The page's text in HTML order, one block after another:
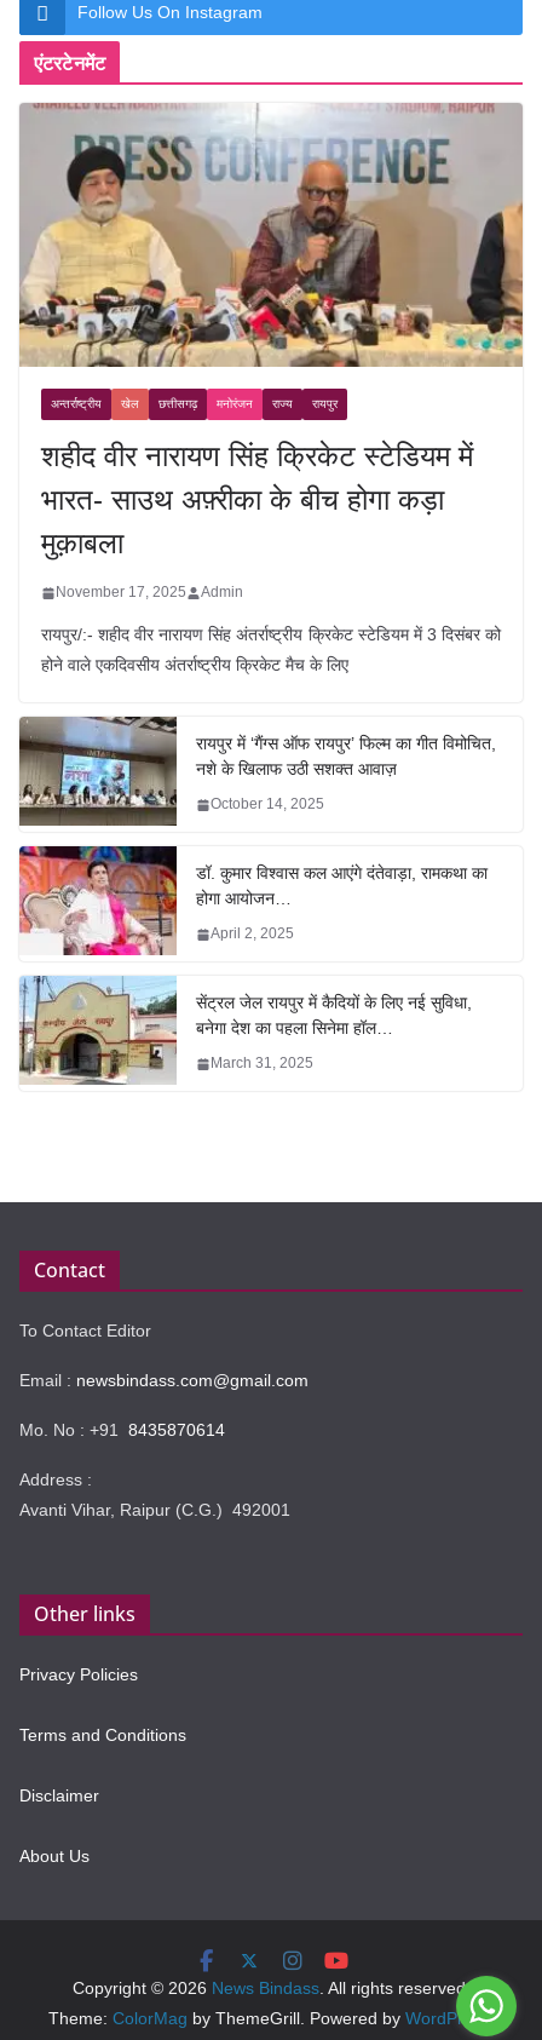
Follow Us On Instagram
एंटरटेनमेंट
अन्तर्राष्ट्रीय खेल छत्तीसगढ़ मनोरंजन राज्य रायपुर
शहीद वीर नारायण सिंह क्रिकेट स्टेडियम में
भारत- साउथ अफ़्रीका के बीच होगा कड़ा
मुक़ाबला
November 17, 2025 Admin
रायपुर/:- शहीद वीर नारायण सिंह अंतर्राष्ट्रीय क्रिकेट स्टेडियम में 3 दिसंबर को
होने वाले एकदिवसीय अंतर्राष्ट्रीय क्रिकेट मैच के लिए
रायपुर में ‘गैंग्स ऑफ रायपुर’ फिल्म का गीत विमोचित,
नशे के खिलाफ उठी सशक्त आवाज़
October 14, 2025
डॉ. कुमार विश्वास कल आएंगे दंतेवाड़ा, रामकथा का
होगा आयोजन…
April 2, 2025
सेंट्रल जेल रायपुर में कैदियों के लिए नई सुविधा,
बनेगा देश का पहला सिनेमा हॉल…
March 31, 2025
Contact
To Contact Editor
Email : newsbindass.com@gmail.com
Mo. No : +91 8435870614
Address :
Avanti Vihar, Raipur (C.G.) 492001
Other links
Privacy Policies
Terms and Conditions
Disclaimer
About Us
Copyright © 2026 News Bindass. All rights reserved.
Theme: ColorMag by ThemeGrill. Powered by WordPress.